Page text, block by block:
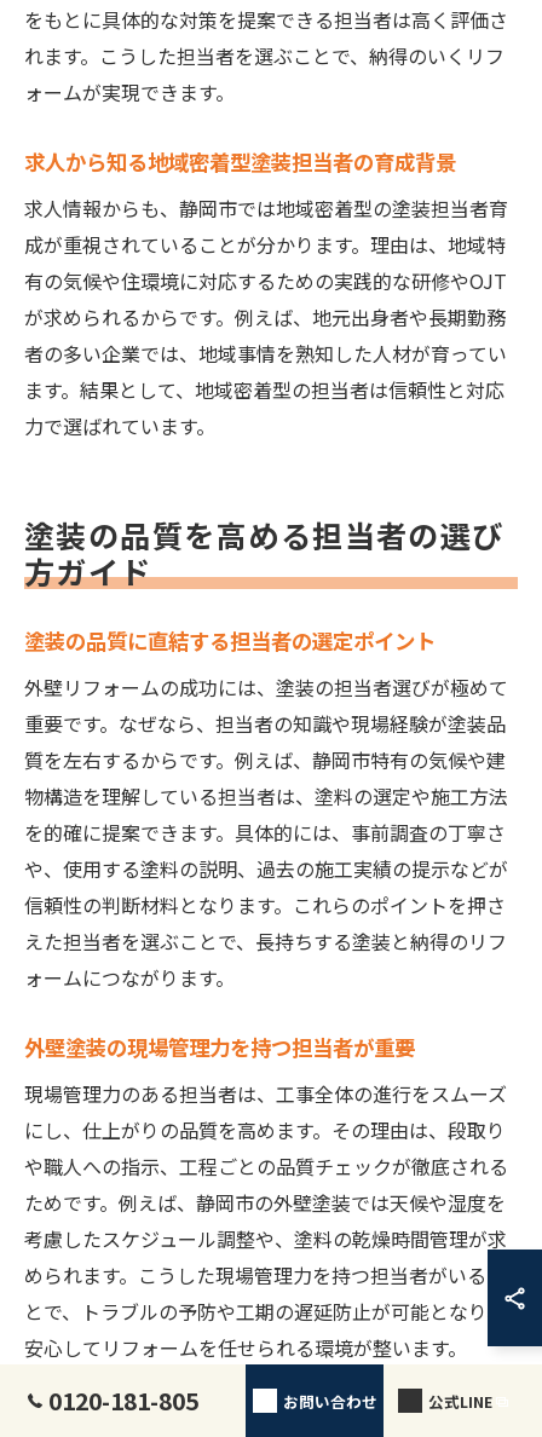
をもとに具体的な対策を提案できる担当者は高く評価さ
れます。こうした担当者を選ぶことで、納得のいくリフ
ォームが実現できます。
求人から知る地域密着型塗装担当者の育成背景
求人情報からも、静岡市では地域密着型の塗装担当者育
成が重視されていることが分かります。理由は、地域特
有の気候や住環境に対応するための実践的な研修やOJT
が求められるからです。例えば、地元出身者や長期勤務
者の多い企業では、地域事情を熟知した人材が育ってい
ます。結果として、地域密着型の担当者は信頼性と対応
力で選ばれています。
塗装の品質を高める担当者の選び
方ガイド
塗装の品質に直結する担当者の選定ポイント
外壁リフォームの成功には、塗装の担当者選びが極めて
重要です。なぜなら、担当者の知識や現場経験が塗装品
質を左右するからです。例えば、静岡市特有の気候や建
物構造を理解している担当者は、塗料の選定や施工方法
を的確に提案できます。具体的には、事前調査の丁寧さ
や、使用する塗料の説明、過去の施工実績の提示などが
信頼性の判断材料となります。これらのポイントを押さ
えた担当者を選ぶことで、長持ちする塗装と納得のリフ
ォームにつながります。
外壁塗装の現場管理力を持つ担当者が重要
現場管理力のある担当者は、工事全体の進行をスムーズ
にし、仕上がりの品質を高めます。その理由は、段取り
や職人への指示、工程ごとの品質チェックが徹底される
ためです。例えば、静岡市の外壁塗装では天候や湿度を
考慮したスケジュール調整や、塗料の乾燥時間管理が求
められます。こうした現場管理力を持つ担当者がいるこ
とで、トラブルの予防や工期の遅延防止が可能となり、
安心してリフォームを任せられる環境が整います。
塗装工程ごとの説明ができる担当者を選ぶ
0120-181-805 お問い合わせ 公式LINE